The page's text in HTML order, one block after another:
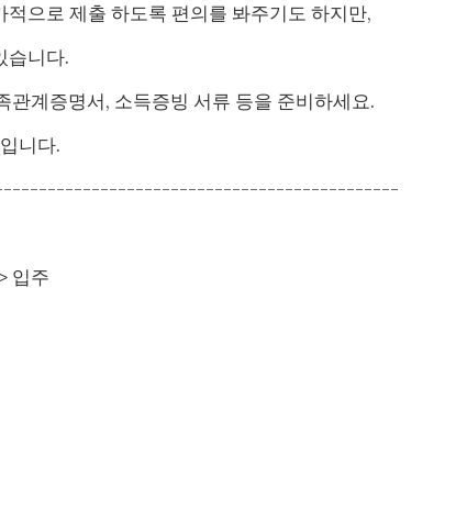
으로 제출 하도록 편의를 봐주기도 하지만,
습니다.
관계증명서, 소득증빙 서류 등을 준비하세요.
니다.
입주